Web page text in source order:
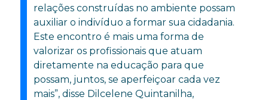
relações construídas no ambiente possam
auxiliar o indivíduo a formar sua cidadania.
Este encontro é mais uma forma de
valorizar os profissionais que atuam
diretamente na educação para que
possam, juntos, se aperfeiçoar cada vez
mais”, disse Dilcelene Quintanilha,